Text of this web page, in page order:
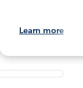
Learn more